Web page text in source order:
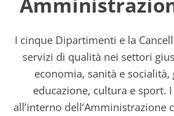
I cinque Dipartimenti e la
servizi di qualità nei settori
economia, sanità e
educazione, cultura e sport.
all’interno dell’Amministrazione